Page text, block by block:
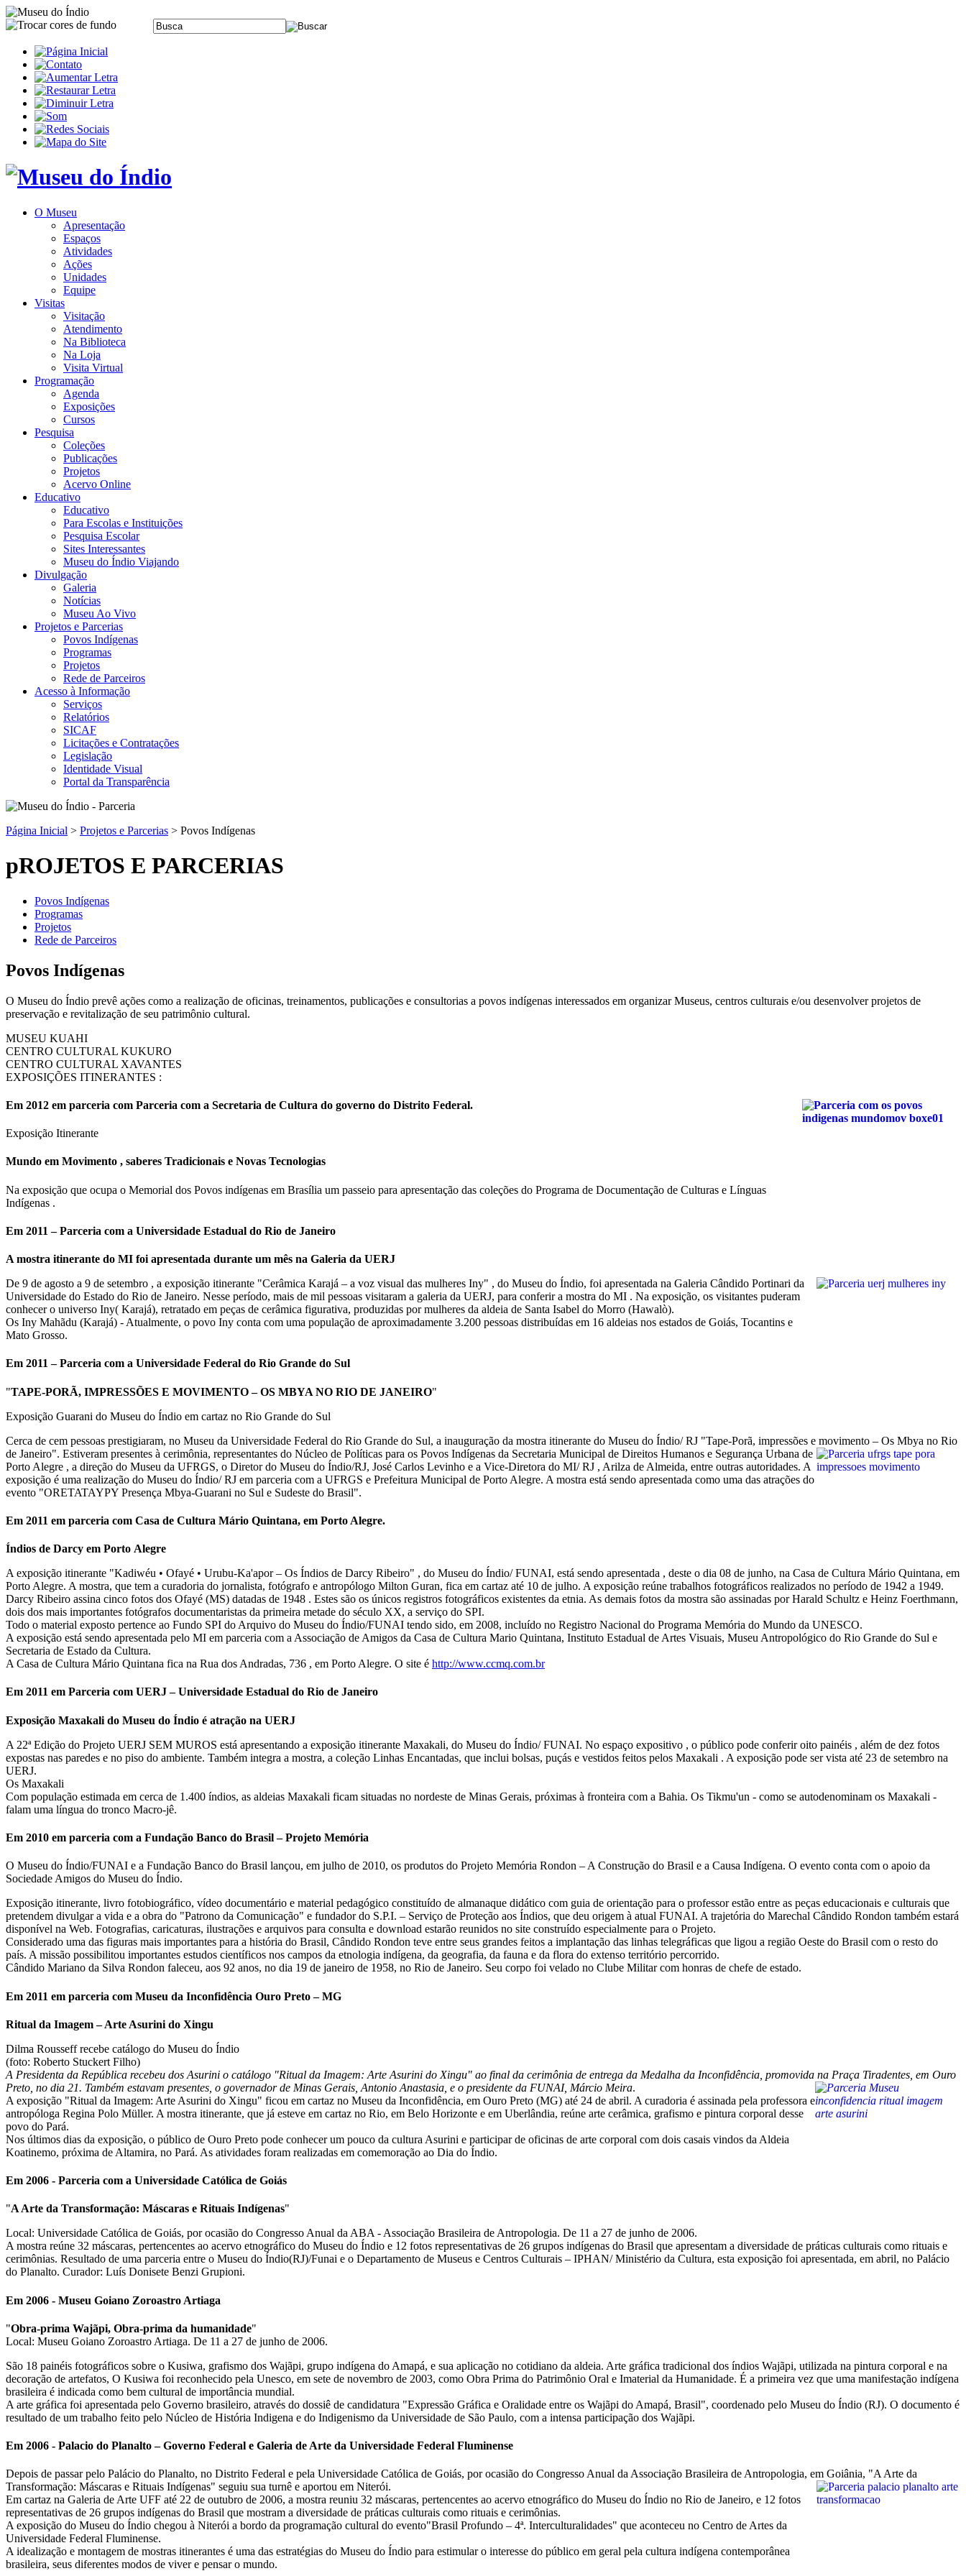
O Museu
Apresentação
Espaços
Atividades
Ações
Unidades
Equipe
Visitas
Visitação
Atendimento
Na Biblioteca
Na Loja
Visita Virtual
Programação
Agenda
Exposições
Cursos
Pesquisa
Coleções
Publicações
Projetos
Acervo Online
Educativo
Educativo
Para Escolas e Instituições
Pesquisa Escolar
Sites Interessantes
Museu do Índio Viajando
Divulgação
Galeria
Notícias
Museu Ao Vivo
Projetos e Parcerias
Povos Indígenas
Programas
Projetos
Rede de Parceiros
Acesso à Informação
Serviços
Relatórios
SICAF
Licitações e Contratações
Legislação
Identidade Visual
Portal da Transparência
Página Inicial > Projetos e Parcerias > Povos Indígenas
pROJETOS E PARCERIAS
Povos Indígenas
Programas
Projetos
Rede de Parceiros
Povos Indígenas
O Museu do Índio prevê ações como a realização de oficinas, treinamentos, publicações e consultorias a povos indígenas interessados em organizar Museus, centros culturais e/ou desenvolver projetos de
preservação e revitalização de seu patrimônio cultural.
MUSEU KUAHI
CENTRO CULTURAL KUKURO
CENTRO CULTURAL XAVANTES
EXPOSIÇÕES ITINERANTES :
Em 2012 em parceria com Parceria com a Secretaria de Cultura do governo do Distrito Federal.
Exposição Itinerante
Mundo em Movimento , saberes Tradicionais e Novas Tecnologias
Na exposição que ocupa o Memorial dos Povos indígenas em Brasília um passeio para apresentação das coleções do Programa de Documentação de Culturas e Línguas
Indígenas .
Em 2011 – Parceria com a Universidade Estadual do Rio de Janeiro
A mostra itinerante do MI foi apresentada durante um mês na Galeria da UERJ
De 9 de agosto a 9 de setembro , a exposição itinerante "Cerâmica Karajá – a voz visual das mulheres Iny" , do Museu do Índio, foi apresentada na Galeria Cândido Portinari da
Universidade do Estado do Rio de Janeiro. Nesse período, mais de mil pessoas visitaram a galeria da UERJ, para conferir a mostra do MI . Na exposição, os visitantes puderam
conhecer o universo Iny( Karajá), retratado em peças de cerâmica figurativa, produzidas por mulheres da aldeia de Santa Isabel do Morro (Hawalò).
Os Iny Mahãdu (Karajá) - Atualmente, o povo Iny conta com uma população de aproximadamente 3.200 pessoas distribuídas em 16 aldeias nos estados de Goiás, Tocantins e
Mato Grosso.
Em 2011 – Parceria com a Universidade Federal do Rio Grande do Sul
"TAPE-PORÃ, IMPRESSÕES E MOVIMENTO – OS MBYA NO RIO DE JANEIRO"
Exposição Guarani do Museu do Índio em cartaz no Rio Grande do Sul
Cerca de cem pessoas prestigiaram, no Museu da Universidade Federal do Rio Grande do Sul, a inauguração da mostra itinerante do Museu do Índio/ RJ "Tape-Porã, impressões e movimento – Os Mbya no Rio
de Janeiro". Estiveram presentes à cerimônia, representantes do Núcleo de Políticas para os Povos Indígenas da Secretaria Municipal de Direitos Humanos e Segurança Urbana de
Porto Alegre , a direção do Museu da UFRGS, o Diretor do Museu do Índio/RJ, José Carlos Levinho e a Vice-Diretora do MI/ RJ , Arilza de Almeida, entre outras autoridades. A
exposição é uma realização do Museu do Índio/ RJ em parceria com a UFRGS e Prefeitura Municipal de Porto Alegre. A mostra está sendo apresentada como uma das atrações do
evento "ORETATAYPY Presença Mbya-Guarani no Sul e Sudeste do Brasil".
Em 2011 em parceria com Casa de Cultura Mário Quintana, em Porto Alegre.
Índios de Darcy em Porto Alegre
A exposição itinerante "Kadiwéu • Ofayé • Urubu-Ka'apor – Os Índios de Darcy Ribeiro" , do Museu do Índio/ FUNAI, está sendo apresentada , deste o dia 08 de junho, na Casa de Cultura Mário Quintana, em
Porto Alegre. A mostra, que tem a curadoria do jornalista, fotógrafo e antropólogo Milton Guran, fica em cartaz até 10 de julho. A exposição reúne trabalhos fotográficos realizados no período de 1942 a 1949.
Darcy Ribeiro assina cinco fotos dos Ofayé (MS) datadas de 1948 . Estes são os únicos registros fotográficos existentes da etnia. As demais fotos da mostra são assinadas por Harald Schultz e Heinz Foerthmann,
dois dos mais importantes fotógrafos documentaristas da primeira metade do século XX, a serviço do SPI.
Todo o material exposto pertence ao Fundo SPI do Arquivo do Museu do Índio/FUNAI tendo sido, em 2008, incluído no Registro Nacional do Programa Memória do Mundo da UNESCO.
A exposição está sendo apresentada pelo MI em parceria com a Associação de Amigos da Casa de Cultura Mario Quintana, Instituto Estadual de Artes Visuais, Museu Antropológico do Rio Grande do Sul e
Secretaria de Estado da Cultura.
A Casa de Cultura Mário Quintana fica na Rua dos Andradas, 736 , em Porto Alegre. O site é http://www.ccmq.com.br
Em 2011 em Parceria com UERJ – Universidade Estadual do Rio de Janeiro
Exposição Maxakali do Museu do Índio é atração na UERJ
A 22ª Edição do Projeto UERJ SEM MUROS está apresentando a exposição itinerante Maxakali, do Museu do Índio/ FUNAI. No espaço expositivo , o público pode conferir oito painéis , além de dez fotos
expostas nas paredes e no piso do ambiente. Também integra a mostra, a coleção Linhas Encantadas, que inclui bolsas, puçás e vestidos feitos pelos Maxakali . A exposição pode ser vista até 23 de setembro na
UERJ.
Os Maxakali
Com população estimada em cerca de 1.400 índios, as aldeias Maxakali ficam situadas no nordeste de Minas Gerais, próximas à fronteira com a Bahia. Os Tikmu'un - como se autodenominam os Maxakali -
falam uma língua do tronco Macro-jê.
Em 2010 em parceria com a Fundação Banco do Brasil – Projeto Memória
O Museu do Índio/FUNAI e a Fundação Banco do Brasil lançou, em julho de 2010, os produtos do Projeto Memória Rondon – A Construção do Brasil e a Causa Indígena. O evento conta com o apoio da
Sociedade Amigos do Museu do Índio.
Exposição itinerante, livro fotobiográfico, vídeo documentário e material pedagógico constituído de almanaque didático com guia de orientação para o professor estão entre as peças educacionais e culturais que
pretendem divulgar a vida e a obra do "Patrono da Comunicação" e fundador do S.P.I. – Serviço de Proteção aos Índios, que deu origem à atual FUNAI. A trajetória do Marechal Cândido Rondon também estará
disponível na Web. Fotografias, caricaturas, ilustrações e arquivos para consulta e download estarão reunidos no site construído especialmente para o Projeto.
Considerado uma das figuras mais importantes para a história do Brasil, Cândido Rondon teve entre seus grandes feitos a implantação das linhas telegráficas que ligou a região Oeste do Brasil com o resto do
país. A missão possibilitou importantes estudos científicos nos campos da etnologia indígena, da geografia, da fauna e da flora do extenso território percorrido.
Cândido Mariano da Silva Rondon faleceu, aos 92 anos, no dia 19 de janeiro de 1958, no Rio de Janeiro. Seu corpo foi velado no Clube Militar com honras de chefe de estado.
Em 2011 em parceria com Museu da Inconfidência Ouro Preto – MG
Ritual da Imagem – Arte Asurini do Xingu
Dilma Rousseff recebe catálogo do Museu do Índio
(foto: Roberto Stuckert Filho)
A Presidenta da República recebeu dos Asurini o catálogo "Ritual da Imagem: Arte Asurini do Xingu" ao final da cerimônia de entrega da Medalha da Inconfidência, promovida na Praça Tiradentes, em Ouro
Preto, no dia 21. Também estavam presentes, o governador de Minas Gerais, Antonio Anastasia, e o presidente da FUNAI, Márcio Meira.
A exposição "Ritual da Imagem: Arte Asurini do Xingu" ficou em cartaz no Museu da Inconfidência, em Ouro Preto (MG) até 24 de abril. A curadoria é assinada pela professora e
antropóloga Regina Polo Müller. A mostra itinerante, que já esteve em cartaz no Rio, em Belo Horizonte e em Uberlândia, reúne arte cerâmica, grafismo e pintura corporal desse
povo do Pará.
Nos últimos dias da exposição, o público de Ouro Preto pode conhecer um pouco da cultura Asurini e participar de oficinas de arte corporal com dois casais vindos da Aldeia
Koatinemo, próxima de Altamira, no Pará. As atividades foram realizadas em comemoração ao Dia do Índio.
Em 2006 - Parceria com a Universidade Católica de Goiás
"A Arte da Transformação: Máscaras e Rituais Indígenas"
Local: Universidade Católica de Goiás, por ocasião do Congresso Anual da ABA - Associação Brasileira de Antropologia. De 11 a 27 de junho de 2006.
A mostra reúne 32 máscaras, pertencentes ao acervo etnográfico do Museu do Índio e 12 fotos representativas de 26 grupos indígenas do Brasil que apresentam a diversidade de práticas culturais como rituais e
cerimônias. Resultado de uma parceria entre o Museu do Índio(RJ)/Funai e o Departamento de Museus e Centros Culturais – IPHAN/ Ministério da Cultura, esta exposição foi apresentada, em abril, no Palácio
do Planalto. Curador: Luís Donisete Benzi Grupioni.
Em 2006 - Museu Goiano Zoroastro Artiaga
"Obra-prima Wajãpi, Obra-prima da humanidade"
Local: Museu Goiano Zoroastro Artiaga. De 11 a 27 de junho de 2006.
São 18 painéis fotográficos sobre o Kusiwa, grafismo dos Wajãpi, grupo indígena do Amapá, e sua aplicação no cotidiano da aldeia. Arte gráfica tradicional dos índios Wajãpi, utilizada na pintura corporal e na
decoração de artefatos, O Kusiwa foi reconhecido pela Unesco, em sete de novembro de 2003, como Obra Prima do Patrimônio Oral e Imaterial da Humanidade. É a primeira vez que uma manifestação indígena
brasileira é indicada como bem cultural de importância mundial.
A arte gráfica foi apresentada pelo Governo brasileiro, através do dossiê de candidatura "Expressão Gráfica e Oralidade entre os Wajãpi do Amapá, Brasil", coordenado pelo Museu do Índio (RJ). O documento é
resultado de um trabalho feito pelo Núcleo de História Indigena e do Indigenismo da Universidade de São Paulo, com a intensa participação dos Wajãpi.
Em 2006 - Palacio do Planalto – Governo Federal e Galeria de Arte da Universidade Federal Fluminense
Depois de passar pelo Palácio do Planalto, no Distrito Federal e pela Universidade Católica de Goiás, por ocasião do Congresso Anual da Associação Brasileira de Antropologia, em Goiânia, "A Arte da
Transformação: Máscaras e Rituais Indígenas" seguiu sua turnê e aportou em Niterói.
Em cartaz na Galeria de Arte UFF até 22 de outubro de 2006, a mostra reuniu 32 máscaras, pertencentes ao acervo etnográfico do Museu do Índio no Rio de Janeiro, e 12 fotos
representativas de 26 grupos indígenas do Brasil que mostram a diversidade de práticas culturais como rituais e cerimônias.
A exposição do Museu do Índio chegou à Niterói a bordo da programação cultural do evento"Brasil Profundo – 4ª. Interculturalidades" que aconteceu no Centro de Artes da
Universidade Federal Fluminense.
A idealização e montagem de mostras itinerantes é uma das estratégias do Museu do Índio para estimular o interesse do público em geral pela cultura indígena contemporânea
brasileira, seus diferentes modos de viver e pensar o mundo.